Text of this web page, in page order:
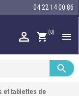
04 22 14 00 86
 shopping_cart (0) 


et tablettes de